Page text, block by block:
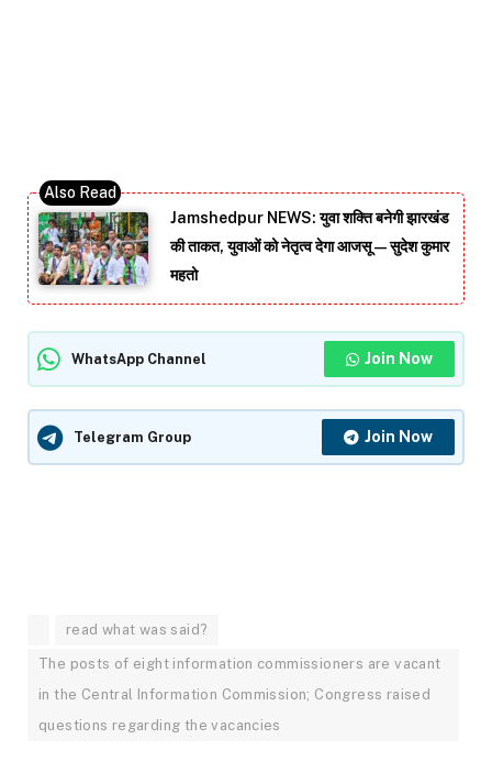
Jamshedpur NEWS: युवा शक्ति बनेगी झारखंड
की ताकत, युवाओं को नेतृत्व देगा आजसू — सुदेश कुमार
महतो
WhatsApp Channel Join Now
Telegram Group Join Now
read what was said?
The posts of eight information commissioners are vacant
in the Central Information Commission; Congress raised
questions regarding the vacancies